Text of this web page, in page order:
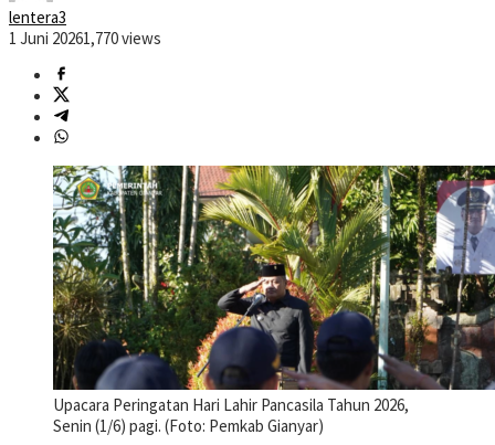
lentera3
1 Juni 20261,770 views
Upacara Peringatan Hari Lahir Pancasila Tahun 2026,
Senin (1/6) pagi. (Foto: Pemkab Gianyar)